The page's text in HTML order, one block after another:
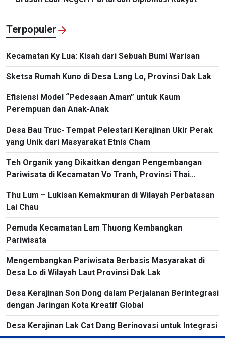
Terpopuler
Kecamatan Ky Lua: Kisah dari Sebuah Bumi Warisan
Sketsa Rumah Kuno di Desa Lang Lo, Provinsi Dak Lak
Efisiensi Model “Pedesaan Aman” untuk Kaum
Perempuan dan Anak-Anak
Desa Bau Truc- Tempat Pelestari Kerajinan Ukir Perak
yang Unik dari Masyarakat Etnis Cham
Teh Organik yang Dikaitkan dengan Pengembangan
Pariwisata di Kecamatan Vo Tranh, Provinsi Thai
Nguyen
Thu Lum – Lukisan Kemakmuran di Wilayah Perbatasan
Lai Chau
Pemuda Kecamatan Lam Thuong Kembangkan
Pariwisata
Mengembangkan Pariwisata Berbasis Masyarakat di
Desa Lo di Wilayah Laut Provinsi Dak Lak
Desa Kerajinan Son Dong dalam Perjalanan Berintegrasi
dengan Jaringan Kota Kreatif Global
Desa Kerajinan Lak Cat Dang Berinovasi untuk Integrasi